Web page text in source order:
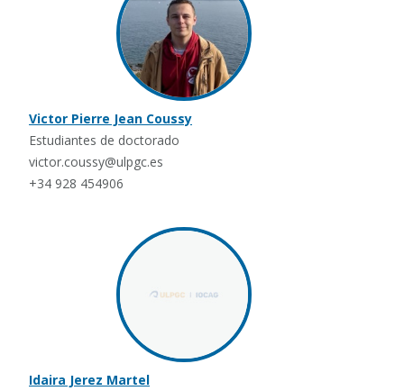
Victor Pierre Jean Coussy
Estudiantes de doctorado
victor.coussy@ulpgc.es
+34 928 454906
Idaira Jerez Martel